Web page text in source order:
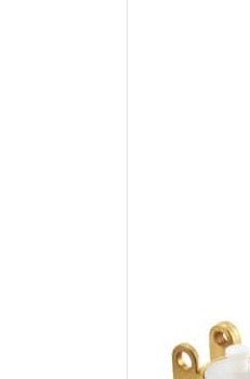
GROHE